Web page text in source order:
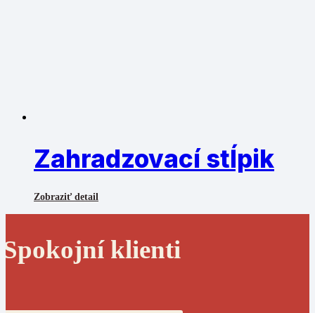
Zahradzovací stĺpik
Zobraziť detail
Spokojní klienti